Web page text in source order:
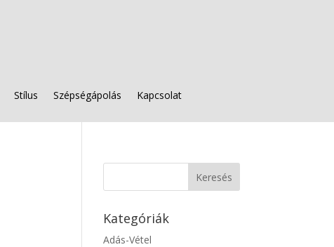
Stílus Szépségápolás Kapcsolat
Kategóriák
Adás-Vétel